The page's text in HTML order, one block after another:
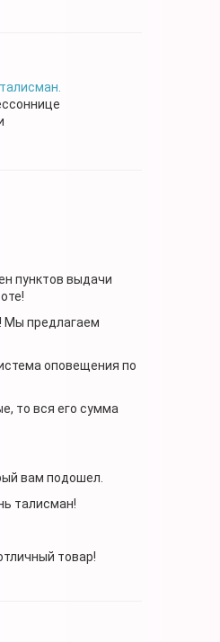
пунктов выдачи
Мы предлагаем
оповещения по
то вся его сумма
вам подошел.
талисман!
товар!